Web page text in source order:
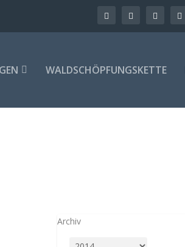
WALDSCHÖPFUNGSKETTE
Archiv